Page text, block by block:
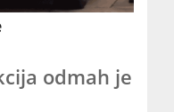
odmah je